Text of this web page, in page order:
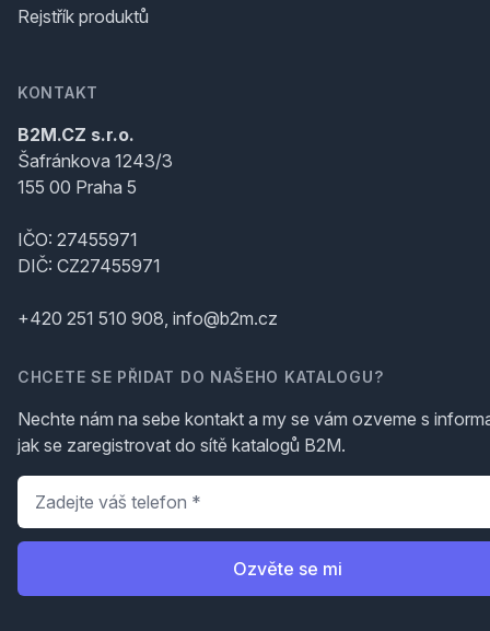
Rejstřík produktů
KONTAKT
B2M.CZ s.r.o.
Šafránkova 1243/3
155 00 Praha 5
IČO: 27455971
DIČ: CZ27455971
+420 251 510 908, info@b2m.cz
CHCETE SE PŘIDAT DO NAŠEHO KATALOGU?
Nechte nám na sebe kontakt a my se vám ozveme s
jak se zaregistrovat do sítě katalogů B2M.
Telefon
Ozvěte se mi